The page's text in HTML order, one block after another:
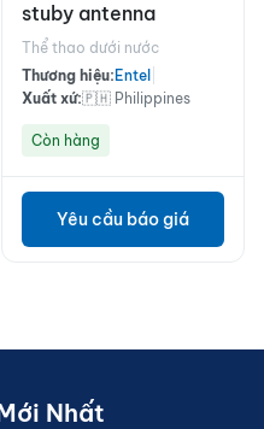
stuby antenna
Thể thao dưới nước
Thương hiệu: Entel
Xuất xứ:🇵🇭 Philippines
Còn hàng
Yêu cầu báo giá
Nhất